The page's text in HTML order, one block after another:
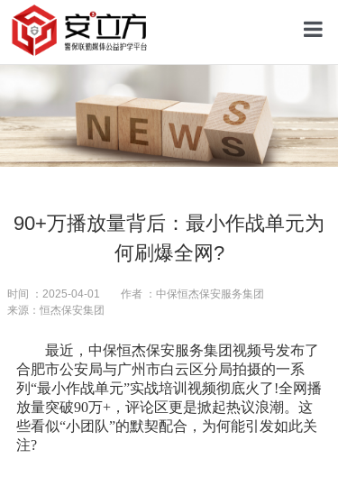
90+万播放量背后：最小作战单元为
何刷爆全网?
时间 ：2025-04-01
作者 ：中保恒杰保安服务集团
来源：恒杰保安集团
最近，中保恒杰保安服务集团视频号发布了
合肥市公安局与广州市白云区分局拍摄的一系
列“最小作战单元”实战培训视频彻底火了!全网播
放量突破90万+，评论区更是掀起热议浪潮。这
些看似“小团队”的默契配合，为何能引发如此关
注?